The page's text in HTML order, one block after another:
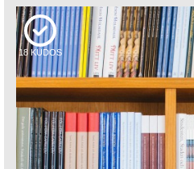
18 KUDOS